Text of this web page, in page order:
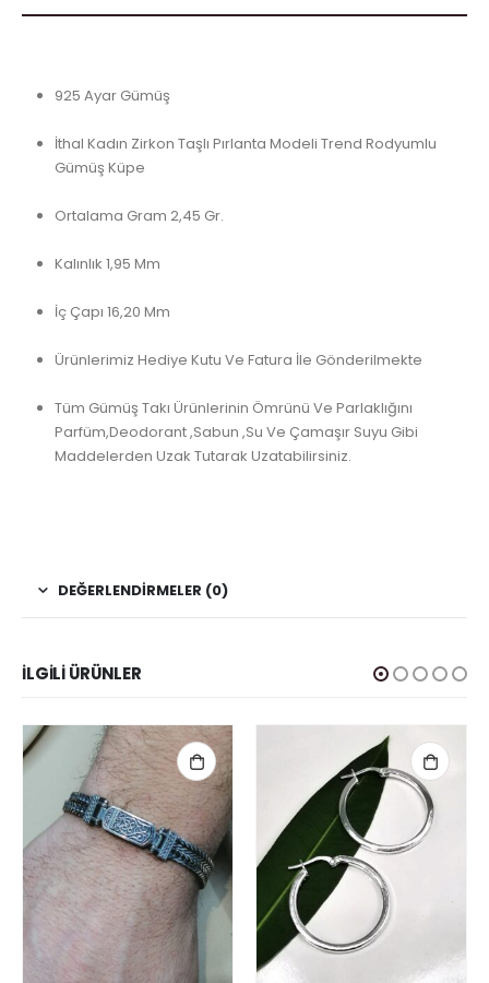
925 Ayar Gümüş
İthal Kadın Zirkon Taşlı Pırlanta Modeli Trend Rodyumlu
Gümüş Küpe
Ortalama Gram 2,45 Gr.
Kalınlık 1,95 Mm
İç Çapı 16,20 Mm
Ürünlerimiz Hediye Kutu Ve Fatura İle Gönderilmekte
Tüm Gümüş Takı Ürünlerinin Ömrünü Ve Parlaklığını
Parfüm,Deodorant ,Sabun ,Su Ve Çamaşır Suyu Gibi
Maddelerden Uzak Tutarak Uzatabilirsiniz.
DEĞERLENDIRMELER (0)
İLGILI ÜRÜNLER